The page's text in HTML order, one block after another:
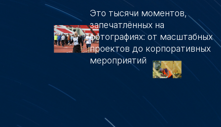
Это тысячи моментов,
запечатлённых на
фотографиях: от масштабных
проектов до корпоративных
мероприятий